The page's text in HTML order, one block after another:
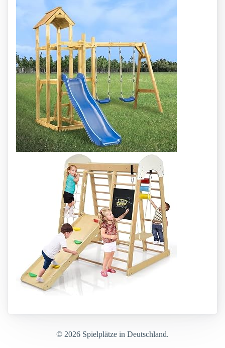
© 2026 Spielplätze in Deutschland.